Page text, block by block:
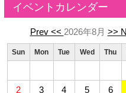
イベントカレンダー
Prev << 2026年8月 >>
Sun Mon Tue Wed Thu
2
3 4 5 6